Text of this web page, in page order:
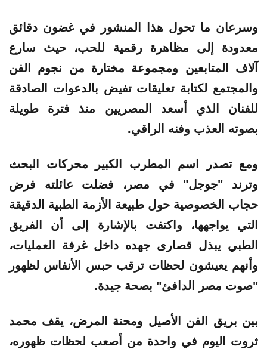
وسرعان ما تحول هذا المنشور في غضون دقائق
معدودة إلى مظاهرة رقمية للحب، حيث سارع
آلاف المتابعين ومجموعة مختارة من نجوم الفن
والمجتمع لكتابة تعليقات تفيض بالدعوات الصادقة
للفنان الذي أسعد المصريين منذ فترة طويلة
بصوته العذب وفنه الراقي.
ومع تصدر اسم المطرب الكبير محركات البحث
وترند "جوجل" في مصر، فضلت عائلته فرض
حجاب الخصوصية حول طبيعة الأزمة الطبية الدقيقة
التي يواجهها، واكتفت بالإشارة إلى أن الفريق
الطبي يبذل قصارى جهده داخل غرفة العمليات،
وأنهم يعيشون لحظات ترقب حبس الأنفاس لظهور
"صوت مصر الدافئ" بصحة جيدة.
بين بريق الفن الأصيل ومحنة المرض، يقف محمد
ثروت اليوم في واحدة من أصعب لحظات ظهوره،